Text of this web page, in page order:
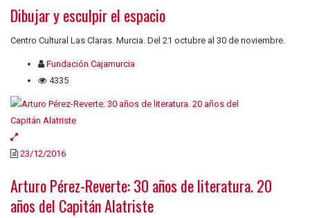
Dibujar y esculpir el espacio
Centro Cultural Las Claras. Murcia. Del 21 octubre al 30 de noviembre.
Fundación Cajamurcia
4335
23/12/2016
Arturo Pérez-Reverte: 30 años de literatura. 20
años del Capitán Alatriste